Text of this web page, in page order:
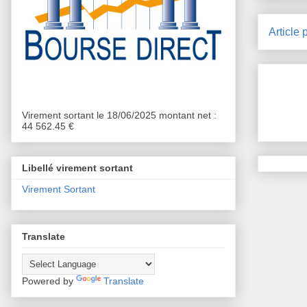
Article
Virement sortant le 18/06/2025 montant net :
44 562.45 €
Libellé virement sortant
Virement Sortant
Translate
Powered by Translate